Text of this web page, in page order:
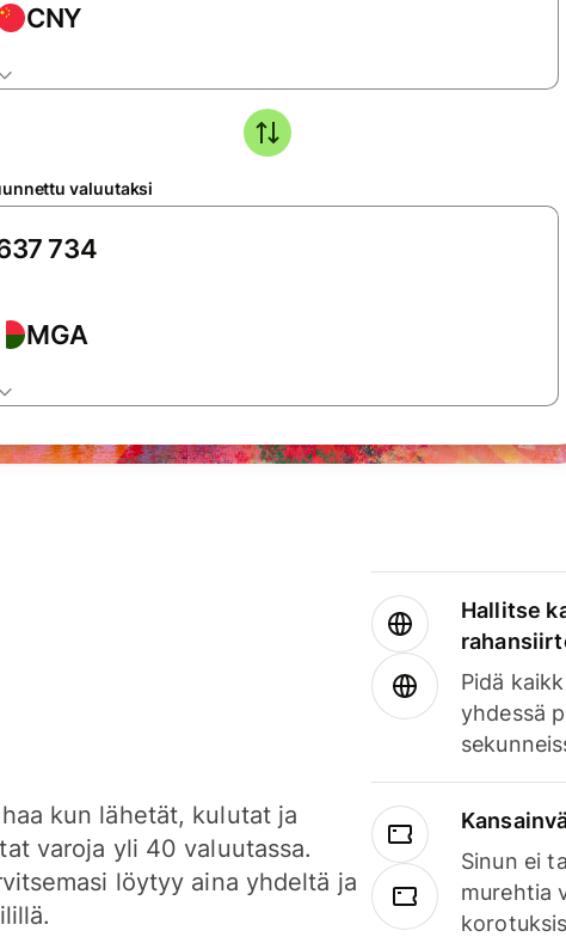
CNY
valuutaksi
MGA
kun lähetät, kulutat ja
varoja yli 40 valuutassa.
löytyy aina yhdeltä ja
Hallitse
Pidä
yhdessä
Sinun ei
murehtia